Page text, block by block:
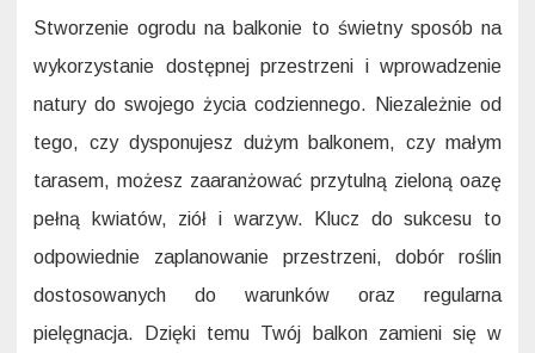
Stworzenie ogrodu na balkonie to świetny sposób na
wykorzystanie dostępnej przestrzeni i wprowadzenie
natury do swojego życia codziennego. Niezależnie od
tego, czy dysponujesz dużym balkonem, czy małym
tarasem, możesz zaaranżować przytulną zieloną oazę
pełną kwiatów, ziół i warzyw. Klucz do sukcesu to
odpowiednie zaplanowanie przestrzeni, dobór roślin
dostosowanych do warunków oraz regularna
pielęgnacja. Dzięki temu Twój balkon zamieni się w